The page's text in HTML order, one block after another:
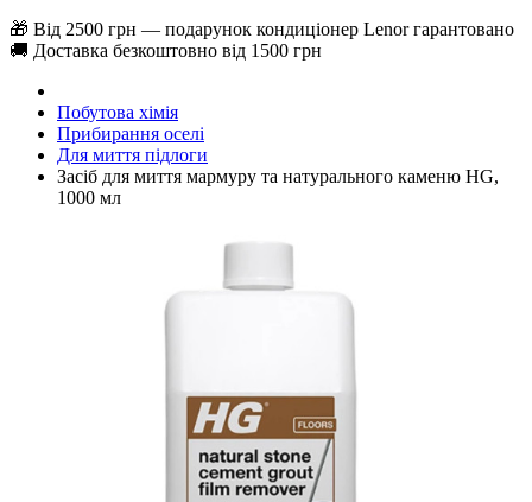
🎁 Від 2500 грн — подарунок кондиціонер Lenor гарантовано
🚚 Доставка безкоштовно від 1500 грн
Побутова хімія
Прибирання оселі
Для миття підлоги
Засіб для миття мармуру та натурального каменю HG,
1000 мл